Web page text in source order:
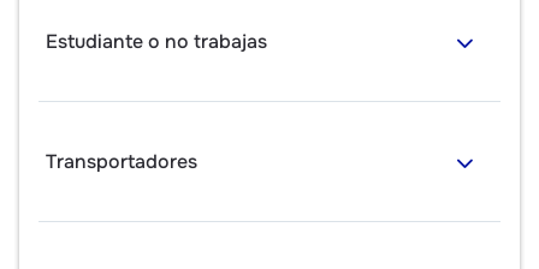
Estudiante o no trabajas
Transportadores